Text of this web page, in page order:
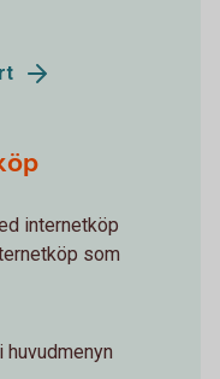
internetköp
som
huvudmenyn